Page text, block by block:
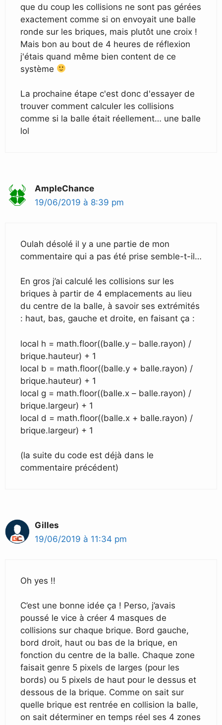
que du coup les collisions ne sont pas gérées
exactement comme si on envoyait une balle
ronde sur les briques, mais plutôt une croix !
Mais bon au bout de 4 heures de réflexion
j'étais quand même bien content de ce
système
La prochaine étape c'est donc d'essayer de
trouver comment calculer les collisions
comme si la balle était réellement… une balle
lol
AmpleChance
19/06/2019 à 8:39 pm
Oulah désolé il y a une partie de mon
commentaire qui a pas été prise semble-t-il…
En gros j’ai calculé les collisions sur les
briques à partir de 4 emplacements au lieu
du centre de la balle, à savoir ses extrémités
: haut, bas, gauche et droite, en faisant ça :
local h = math.floor((balle.y – balle.rayon) /
brique.hauteur) + 1
local b = math.floor((balle.y + balle.rayon) /
brique.hauteur) + 1
local g = math.floor((balle.x – balle.rayon) /
brique.largeur) + 1
local d = math.floor((balle.x + balle.rayon) /
brique.largeur) + 1
(la suite du code est déjà dans le
commentaire précédent)
Gilles
19/06/2019 à 11:34 pm
Oh yes !!
C’est une bonne idée ça ! Perso, j’avais
poussé le vice à créer 4 masques de
collisions sur chaque brique. Bord gauche,
bord droit, haut ou bas de la brique, en
fonction du centre de la balle. Chaque zone
faisait genre 5 pixels de larges (pour les
bords) ou 5 pixels de haut pour le dessus et
dessous de la brique. Comme on sait sur
quelle brique est rentrée en collision la balle,
on sait déterminer en temps réel ses 4 zones